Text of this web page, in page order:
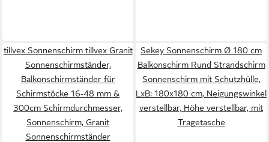
tillvex Sonnenschirm tillvex Granit
Sonnenschirmständer,
Balkonschirmständer für
Schirmstöcke 16-48 mm &
300cm Schirmdurchmesser,
Sonnenschirm, Granit
Sonnenschirmständer
Sekey Sonnenschirm Ø 180 cm
Balkonschirm Rund Strandschirm
Sonnenschirm mit Schutzhülle,
LxB: 180x180 cm, Neigungswinkel
verstellbar, Höhe verstellbar, mit
Tragetasche